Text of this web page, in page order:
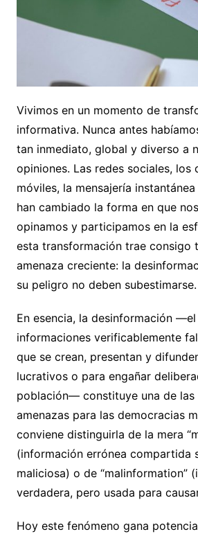
Vivimos en un momento de
informativa. Nunca antes
tan inmediato, global y diverso a
opiniones. Las redes sociales, los
móviles, la mensajería
han cambiado la forma en que
opinamos y participamos en la
esta transformación trae consigo
amenaza creciente: la
su peligro no deben subestimarse.
En esencia, la desinformación
informaciones verificablemente
que se crean, presentan y
lucrativos o para engañar
población— constituye una de las
amenazas para las democracias
conviene distinguirla de la mera
(información errónea compartida
maliciosa) o de “malinformation”
verdadera, pero usada para
Hoy este fenómeno gana